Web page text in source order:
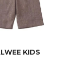
KIDS